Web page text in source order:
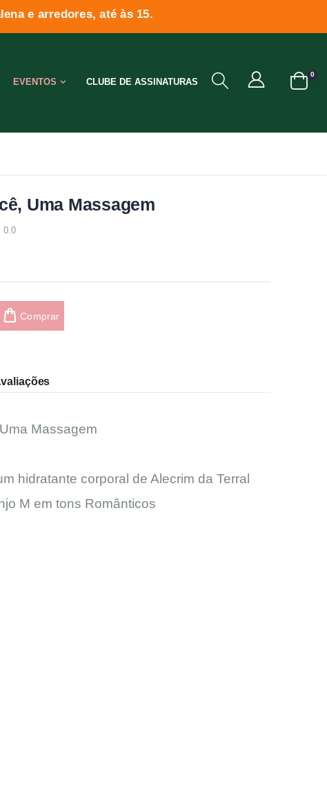
e arredores, até às 15.
EVENTOS CLUBE DE ASSINATURAS
0
Uma Massagem
0.0
0.0
Comprar
Massagem
hidratante corporal de Alecrim da Terral
M em tons Românticos